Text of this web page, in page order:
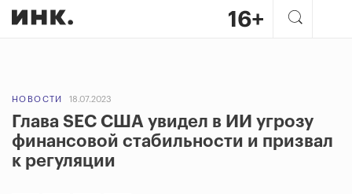
НОВОСТИ 18.07.2023
Глава SEC США увидел в ИИ угрозу
финансовой стабильности и призвал
к регуляции